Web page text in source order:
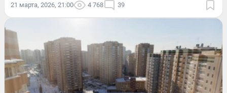
21 марта, 2026, 21:00 4 768 39